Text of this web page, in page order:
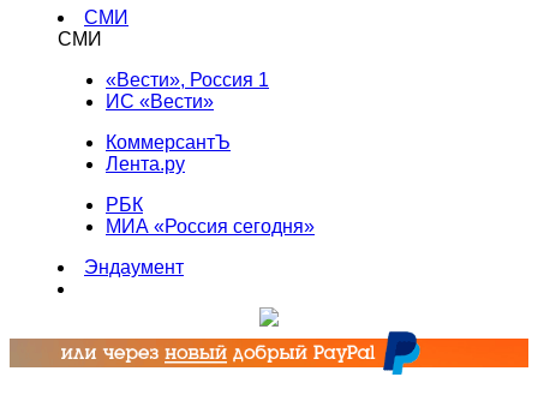
СМИ
СМИ
«Вести», Россия 1
ИС «Вести»
КоммерсантЪ
Лента.ру
РБК
МИА «Россия сегодня»
Эндаумент